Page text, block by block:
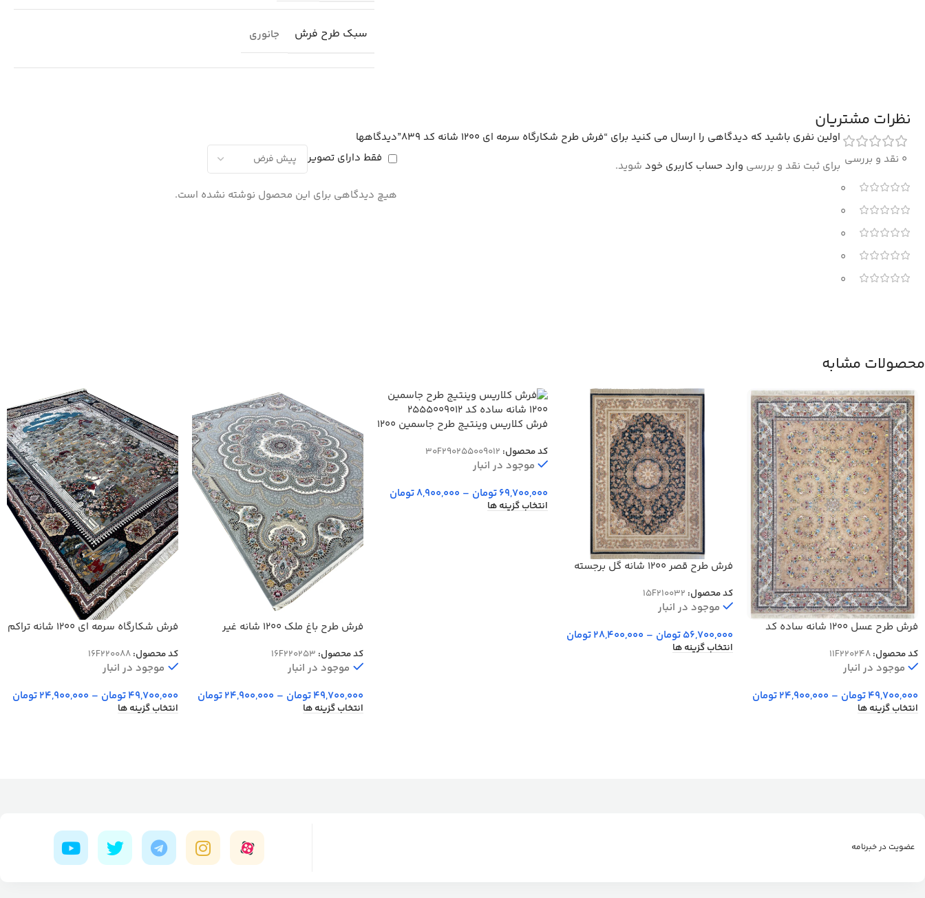
سبک طرح فرش جانوری
نظرات مشتریان
0 نقد و بررسی
0
0
0
0
0
دیدگاهها
فقط دارای تصویر
هیچ دیدگاهی برای این محصول نوشته نشده است.
اولین نفری باشید که دیدگاهی را ارسال می کنید برای “فرش طرح شکارگاه سرمه ای 1200 شانه کد 839”
برای ثبت نقد و بررسی وارد حساب کاربری خود شوید.
محصولات مشابه
فرش طرح عسل 1200 شانه ساده کد
کد محصول:11F220248
موجود در انبار
49,700,000تومان –
24,900,000تومان
انتخاب گزینه ها
فرش طرح قصر 1200 شانه گل برجسته
کد محصول: 15F210032
موجود در انبار
56,700,000تومان –
28,400,000تومان
انتخاب گزینه ها
فرش کلاریس وینتیج طرح جاسمین 1200
کد محصول: 30F290255009012
موجود در انبار
69,700,000تومان –
8,900,000تومان
انتخاب گزینه ها
فرش طرح باغ ملک 1200 شانه غیر
کد محصول: 16F220253
موجود در انبار
49,700,000تومان –
24,900,000تومان
انتخاب گزینه ها
فرش شکارگاه سرمه ای 1200 شانه تراکم
کد محصول:16F220088
موجود در انبار
49,700,000تومان –
24,900,000تومان
انتخاب گزینه ها
عضویت در خبرنامه